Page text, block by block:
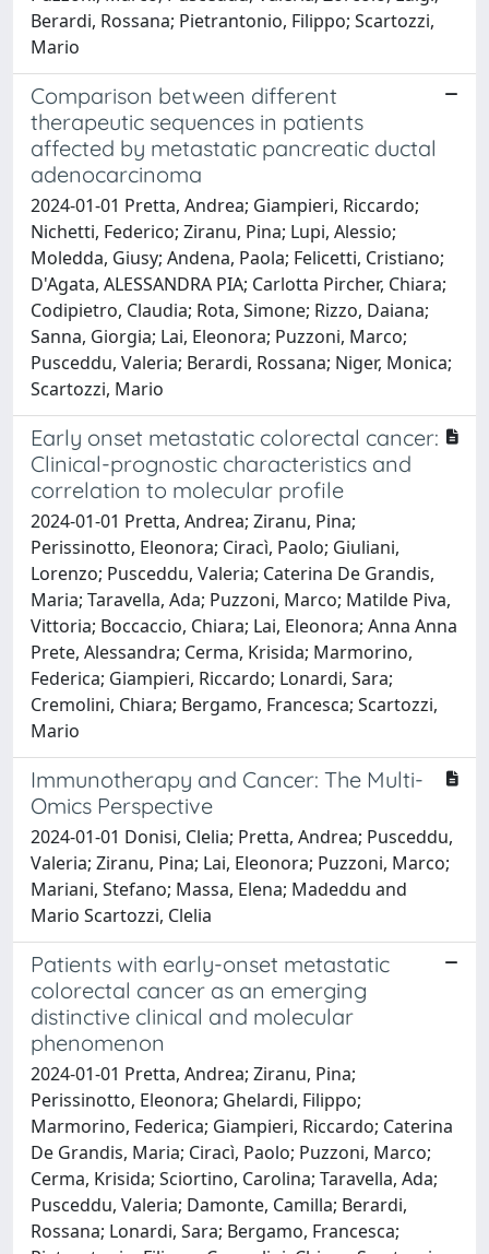
Berardi, Rossana; Pietrantonio, Filippo; Scartozzi,
Mario
Comparison between different
therapeutic sequences in patients
affected by metastatic pancreatic ductal
adenocarcinoma
2024-01-01 Pretta, Andrea; Giampieri, Riccardo;
Nichetti, Federico; Ziranu, Pina; Lupi, Alessio;
Moledda, Giusy; Andena, Paola; Felicetti, Cristiano;
D'Agata, ALESSANDRA PIA; Carlotta Pircher, Chiara;
Codipietro, Claudia; Rota, Simone; Rizzo, Daiana;
Sanna, Giorgia; Lai, Eleonora; Puzzoni, Marco;
Pusceddu, Valeria; Berardi, Rossana; Niger, Monica;
Scartozzi, Mario
Early onset metastatic colorectal cancer:
Clinical-prognostic characteristics and
correlation to molecular profile
2024-01-01 Pretta, Andrea; Ziranu, Pina;
Perissinotto, Eleonora; Ciracì, Paolo; Giuliani,
Lorenzo; Pusceddu, Valeria; Caterina De Grandis,
Maria; Taravella, Ada; Puzzoni, Marco; Matilde Piva,
Vittoria; Boccaccio, Chiara; Lai, Eleonora; Anna Anna
Prete, Alessandra; Cerma, Krisida; Marmorino,
Federica; Giampieri, Riccardo; Lonardi, Sara;
Cremolini, Chiara; Bergamo, Francesca; Scartozzi,
Mario
Immunotherapy and Cancer: The Multi-
Omics Perspective
2024-01-01 Donisi, Clelia; Pretta, Andrea; Pusceddu,
Valeria; Ziranu, Pina; Lai, Eleonora; Puzzoni, Marco;
Mariani, Stefano; Massa, Elena; Madeddu and
Mario Scartozzi, Clelia
Patients with early-onset metastatic
colorectal cancer as an emerging
distinctive clinical and molecular
phenomenon
2024-01-01 Pretta, Andrea; Ziranu, Pina;
Perissinotto, Eleonora; Ghelardi, Filippo;
Marmorino, Federica; Giampieri, Riccardo; Caterina
De Grandis, Maria; Ciracì, Paolo; Puzzoni, Marco;
Cerma, Krisida; Sciortino, Carolina; Taravella, Ada;
Pusceddu, Valeria; Damonte, Camilla; Berardi,
Rossana; Lonardi, Sara; Bergamo, Francesca;